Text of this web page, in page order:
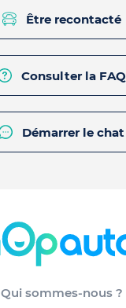
Être recontacté
Consulter la FAQ
Démarrer le chat
Qui sommes-nous ?